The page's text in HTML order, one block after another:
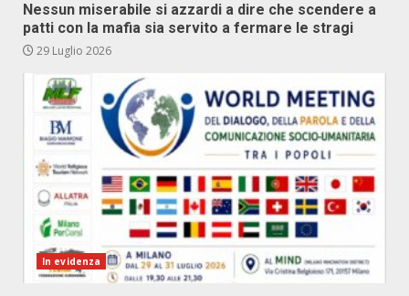
Nessun miserabile si azzardi a dire che scendere a
patti con la mafia sia servito a fermare le stragi
29 Luglio 2026
In evidenza